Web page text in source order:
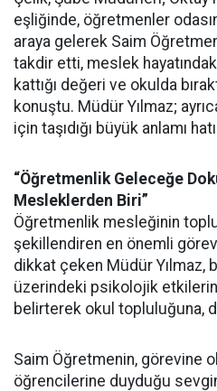
eşliğinde, öğretmenler
araya gelerek Saim
takdir etti, meslek
kattığı değeri ve okulda
konuştu. Müdür Yılmaz;
için taşıdığı büyük anlamı
“Öğretmenlik Geleceğe
Mesleklerden Biri”
Öğretmenlik mesleğinin
şekillendiren en önemli
dikkat çeken Müdür Yılmaz,
üzerindeki psikolojik
belirterek okul topluluğuna,
Saim Öğretmenin, görevine
öğrencilerine duyduğu